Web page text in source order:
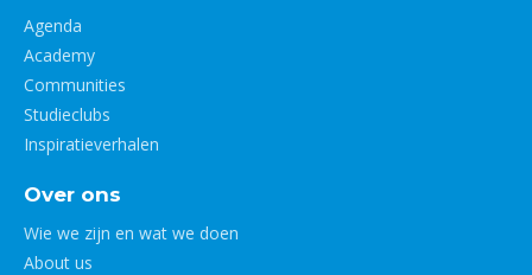
Agenda
Academy
Communities
Studieclubs
Inspiratieverhalen
Over ons
Wie we zijn en wat we doen
About us